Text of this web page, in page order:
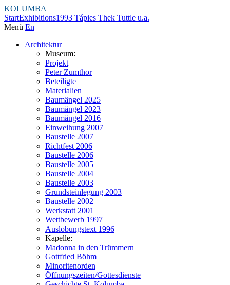
KOLUMBA
StartExhibitions1993 Tápies Thek Tuttle u.a.
Menü En
Architektur
Museum:
Projekt
Peter Zumthor
Beteiligte
Materialien
Baumängel 2025
Baumängel 2023
Baumängel 2016
Einweihung 2007
Baustelle 2007
Richtfest 2006
Baustelle 2006
Baustelle 2005
Baustelle 2004
Baustelle 2003
Grundsteinlegung 2003
Baustelle 2002
Werkstatt 2001
Wettbewerb 1997
Auslobungstext 1996
Kapelle:
Madonna in den Trümmern
Gottfried Böhm
Minoritenorden
Öffnungszeiten/Gottesdienste